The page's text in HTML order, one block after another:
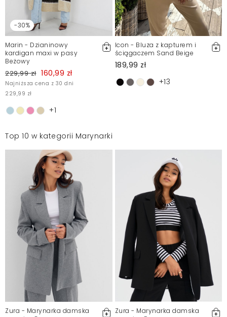
-30%
Marin - Dzianinowy
kardigan maxi w pasy
Beżowy
229,99 zł 160,99 zł
Najniższa cena z 30 dni
229,99 zł
+1
Icon - Bluza z kapturem i
ściągaczem Sand Beige
189,99 zł
+13
Top 10 w kategorii Marynarki
Zura - Marynarka damska
Zura - Marynarka damska